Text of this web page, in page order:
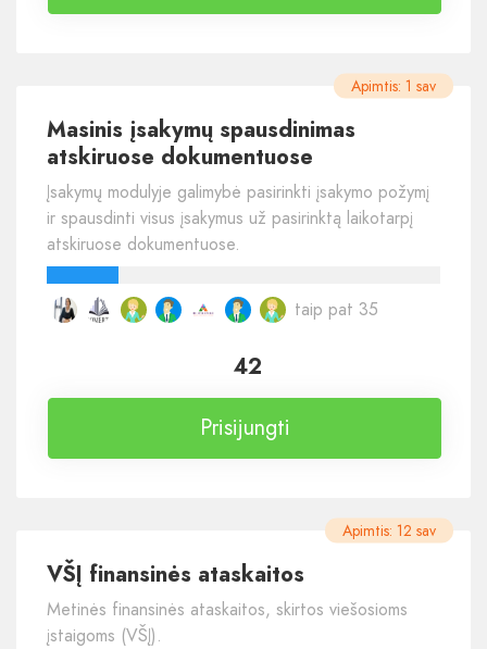
Apimtis: 1 sav
42
Prisijungti
Masinis įsakymų spausdinimas
atskiruose dokumentuose
Įsakymų modulyje galimybė pasirinkti įsakymo požymį
ir spausdinti visus įsakymus už pasirinktą laikotarpį
atskiruose dokumentuose.
taip pat 35
Apimtis: 12 sav
VŠĮ finansinės ataskaitos
Metinės finansinės ataskaitos, skirtos viešosioms
įstaigoms (VŠĮ).